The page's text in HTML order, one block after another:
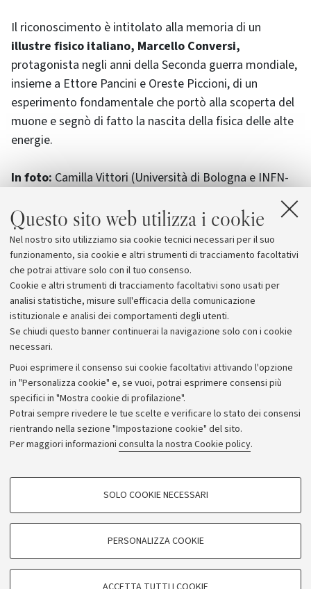
Questo sito web utilizza i cookie
Nel nostro sito utilizziamo sia cookie tecnici necessari per il suo
funzionamento, sia cookie e altri strumenti di tracciamento facoltativi
che potrai attivare solo con il tuo consenso.
Cookie e altri strumenti di tracciamento facoltativi sono usati per
analisi statistiche, misure sull'efficacia della comunicazione
istituzionale e analisi dei comportamenti degli utenti.
Se chiudi questo banner continuerai la navigazione solo con i cookie
necessari.
Puoi esprimere il consenso sui cookie facoltativi attivando l'opzione
in "Personalizza cookie" e, se vuoi, potrai esprimere consensi più
specifici in "Mostra cookie di profilazione".
Potrai sempre rivedere le tue scelte e verificare lo stato dei consensi
rientrando nella sezione "Impostazione cookie" del sito.
Per maggiori informazioni consulta la nostra Cookie policy.
COOKIE DI PROFILAZIONE - FACOLTATIVI
COOKIE TECNICI - NECESSARI
SOLO COOKIE NECESSARI
PERSONALIZZA COOKIE
Il riconoscimento è intitolato alla memoria di un
illustre fisico italiano, Marcello Conversi,
protagonista negli anni della Seconda guerra mondiale,
insieme a Ettore Pancini e Oreste Piccioni, di un
esperimento fondamentale che portò alla scoperta del
muone e segnò di fatto la nascita della fisica delle alte
energie.
In foto: Camilla Vittori (Università di Bologna e INFN-
Sezione Bologna) e Stefano Manzoni dell’Università di
Milano, vincitori ex-aequo, al momento della
premiazione, avvenuta a Roma il 27 maggio 2019, da
parte del Professor Nando Ferroni, all’epoca Presidente
dell’Istituto Nazionale di Fisica Nucleare.
Archivio
Comunicati stampa
Redazione
Rassegna stampa
© Copyright 2026 - ALMA MATER STUDIORUM - Università di
Bologna - Via Zamboni, 33 - 40126 Bologna - PI: 01131710376 -
CF: 80007010376